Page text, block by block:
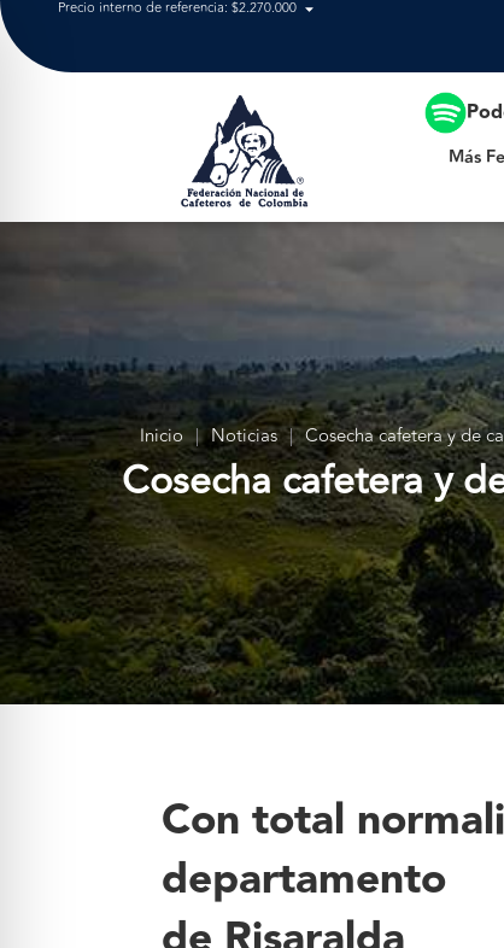
Precio interno de referencia: $2.270.000
Más
Inicio | Noticias | Cosecha cafetera y de
Cosecha cafetera y
Con total
departamento